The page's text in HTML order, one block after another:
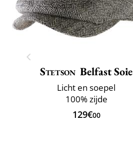
Stetson Belfast Soie
Licht en soepel
100% zijde
129€00